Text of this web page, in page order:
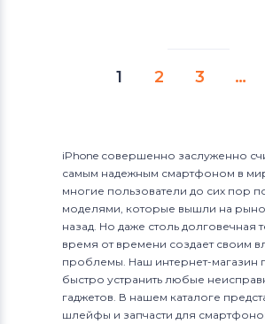
1 2 3 …
iPhone совершенно заслуженно
самым надежным смартфоном в
многие пользователи до сих пор
моделями, которые вышли на
назад. Но даже столь долговечная
время от времени создает своим
проблемы. Наш интернет-магазин
быстро устранить любые
гаджетов. В нашем каталоге
шлейфы и запчасти для